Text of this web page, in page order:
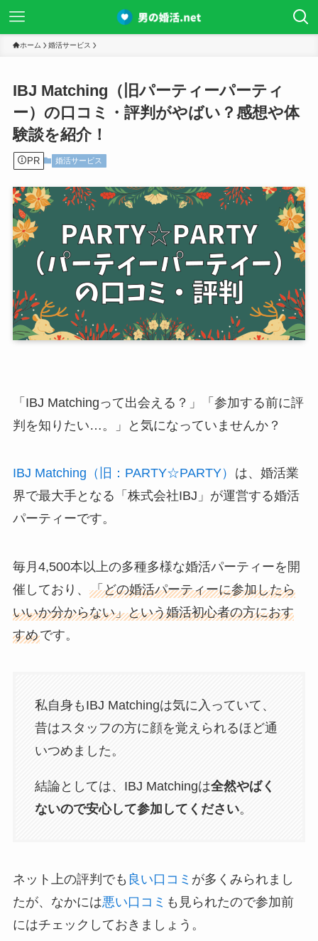
ホーム 婚活サービス
IBJ Matching（旧パーティーパーティ
ー）の口コミ・評判がやばい？感想や体
験談を紹介！
PR 婚活サービス
「IBJ Matchingって出会える？」「参加する前に評
判を知りたい…。」と気になっていませんか？
IBJ Matching（旧：PARTY☆PARTY）
は、婚活業
界で最大手となる「株式会社IBJ」が運営する婚活
パーティーです。
毎月4,500本以上の多種多様な婚活パーティーを開
催しており、 「どの婚活パーティーに参加したら
いいか分からない」という婚活初心者の方におす
すめです。
私自身もIBJ Matchingは気に入っていて、
昔はスタッフの方に顔を覚えられるほど通
いつめました。
結論としては、IBJ Matchingは全然やばく
ないので安心して参加してください。
ネット上の評判でも 良い口コミ が多くみられまし
たが、なかには悪い口コミ も見られたので参加前
にはチェックしておきましょう。